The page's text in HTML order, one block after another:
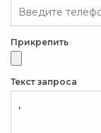
Прикрепить
Текст запроса